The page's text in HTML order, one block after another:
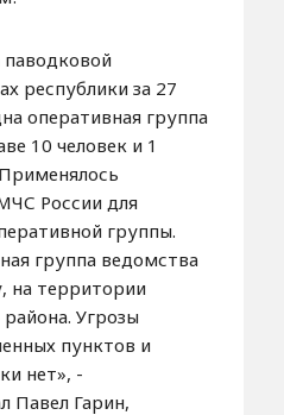
республики за 27
оперативная группа
10 человек и 1
России для
группы.
группа ведомства
на территории
Угрозы
пунктов и
нет», -
Павел Гарин,